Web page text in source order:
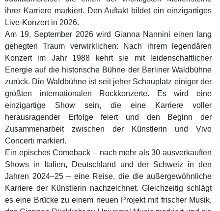
ihrer Karriere markiert. Den Auftakt bildet ein einzigartiges
Live-Konzert in 2026.
Am 19. September 2026 wird Gianna Nannini einen lang
gehegten Traum verwirklichen: Nach ihrem legendären
Konzert im Jahr 1988 kehrt sie mit leidenschaftlicher
Energie auf die historische Bühne der Berliner Waldbühne
zurück. Die Waldbühne ist seit jeher Schauplatz einiger der
größten internationalen Rockkonzerte. Es wird eine
einzigartige Show sein, die eine Karriere voller
herausragender Erfolge feiert und den Beginn der
Zusammenarbeit zwischen der Künstlerin und Vivo
Concerti markiert.
Ein episches Comeback – nach mehr als 30 ausverkauften
Shows in Italien, Deutschland und der Schweiz in den
Jahren 2024–25 – eine Reise, die die außergewöhnliche
Karriere der Künstlerin nachzeichnet. Gleichzeitig schlägt
es eine Brücke zu einem neuen Projekt mit frischer Musik,